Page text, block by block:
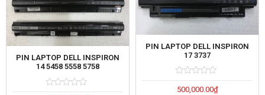
PIN LAPTOP DELL INSPIRON
14 5458 5558 5758
PIN LAPTOP DELL INSPIRON
17 3737
0
500,000.00₫